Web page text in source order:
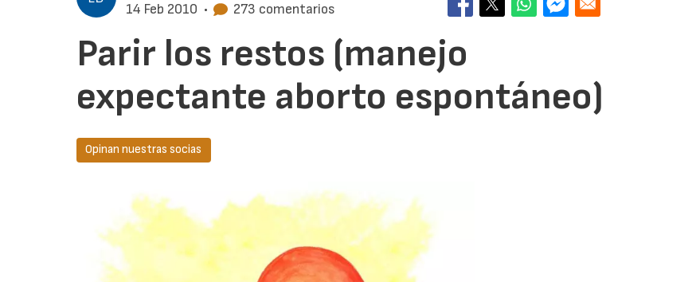
14 Feb 2010 • 273 comentarios
Parir los restos (manejo
expectante aborto espontáneo)
Opinan nuestras socias